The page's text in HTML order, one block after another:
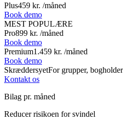
Plus459 kr. /måned
Book demo
MEST POPULÆRE
Pro899 kr. /måned
Book demo
Premium1.459 kr. /måned
Book demo
SkræddersyetFor grupper,
Kontakt os
Bilag pr. måned
Reducer risikoen for svindel